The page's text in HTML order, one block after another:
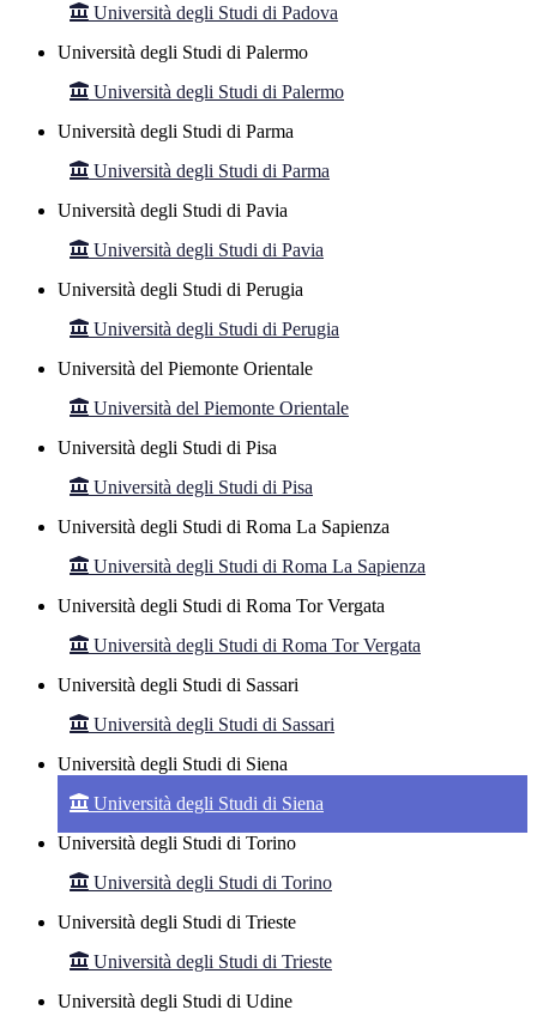
Università degli Studi di Padova
Università degli Studi di Palermo
Università degli Studi di Palermo
Università degli Studi di Parma
Università degli Studi di Parma
Università degli Studi di Pavia
Università degli Studi di Pavia
Università degli Studi di Perugia
Università degli Studi di Perugia
Università del Piemonte Orientale
Università del Piemonte Orientale
Università degli Studi di Pisa
Università degli Studi di Pisa
Università degli Studi di Roma La Sapienza
Università degli Studi di Roma La Sapienza
Università degli Studi di Roma Tor Vergata
Università degli Studi di Roma Tor Vergata
Università degli Studi di Sassari
Università degli Studi di Sassari
Università degli Studi di Siena
Università degli Studi di Siena
Università degli Studi di Torino
Università degli Studi di Torino
Università degli Studi di Trieste
Università degli Studi di Trieste
Università degli Studi di Udine